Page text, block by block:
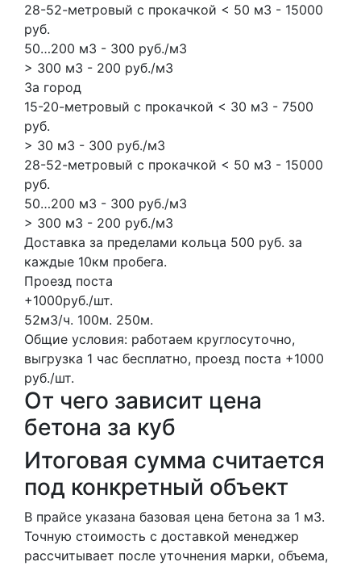
28-52-метровый с прокачкой < 50 м3 - 15000
руб.
50…200 м3 - 300 руб./м3
> 300 м3 - 200 руб./м3
За город
15-20-метровый с прокачкой < 30 м3 - 7500
руб.
> 30 м3 - 300 руб./м3
28-52-метровый с прокачкой < 50 м3 - 15000
руб.
50…200 м3 - 300 руб./м3
> 300 м3 - 200 руб./м3
Доставка за пределами кольца 500 руб. за
каждые 10км пробега.
Проезд поста
+1000руб./шт.
52м3/ч. 100м. 250м.
Общие условия: работаем круглосуточно,
выгрузка 1 час бесплатно, проезд поста +1000
руб./шт.
От чего зависит цена
бетона за куб
Итоговая сумма считается
под конкретный объект
В прайсе указана базовая цена бетона за 1 м3.
Точную стоимость с доставкой менеджер
рассчитывает после уточнения марки, объема,